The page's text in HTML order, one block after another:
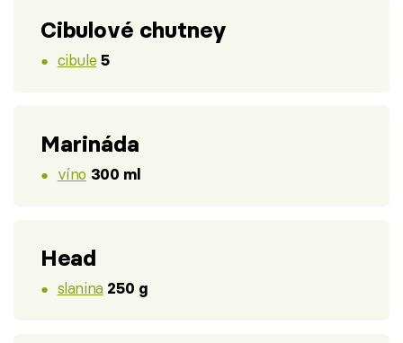
Cibulové chutney
cibule 5
Marináda
víno 300 ml
Head
slanina 250 g